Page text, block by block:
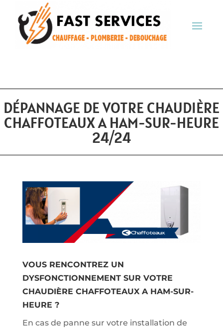
DÉPANNAGE DE VOTRE CHAUDIÈRE
CHAFFOTEAUX A HAM-SUR-HEURE
24/24
VOUS RENCONTREZ UN
DYSFONCTIONNEMENT SUR VOTRE
CHAUDIÈRE CHAFFOTEAUX A HAM-SUR-
HEURE ?
En cas de panne sur votre installation de